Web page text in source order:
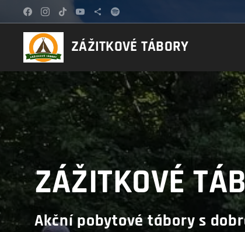
ZÁŽITKOVÉ TÁBORY
ZÁŽITKOVÉ
Akční pobytové tábory s